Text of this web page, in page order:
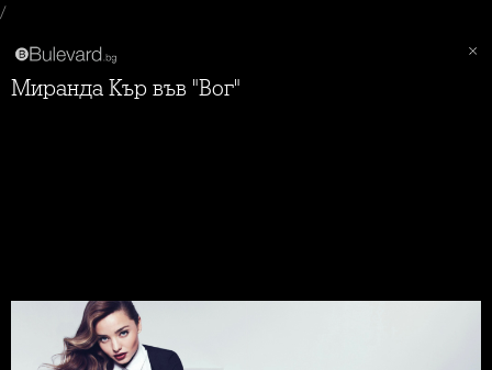
/
Миранда Кър във "Вог"